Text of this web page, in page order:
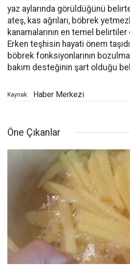
yaz aylarında görüldüğünü
ateş, kas ağrıları, böbrek
kanamalarının en temel
Erken teşhisin hayati önem
böbrek fonksiyonlarının
bakım desteğinin şart olduğu
Kaynak: Haber Merkezi
Öne Çıkanlar